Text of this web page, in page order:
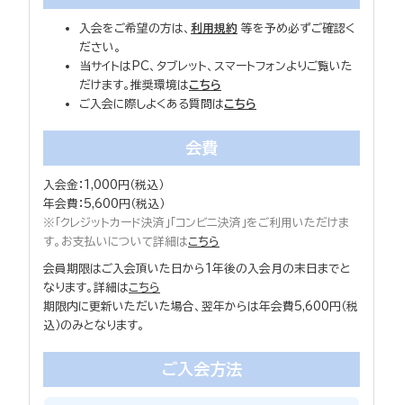
入会をご希望の方は、 利用規約 等を予め必ずご確認く
ださい。
当サイトはPC、タブレット、スマートフォンよりご覧いた
だけます。推奨環境はこちら
ご入会に際しよくある質問はこちら
会費
入会金：1,000円（税込）
年会費：5,600円（税込）
※「クレジットカード決済」「コンビニ決済」をご利用いただけま
す。お支払いについて詳細はこちら
会員期限はご入会頂いた日から1年後の入会月の末日までと
なります。詳細はこちら
期限内に更新いただいた場合、翌年からは年会費5,600円（税
込）のみとなります。
ご入会方法